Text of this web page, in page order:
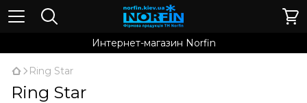
Интернет-магазин Norfin
Ring Star
Ring Star